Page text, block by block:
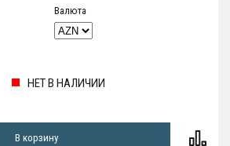
Валюта
НЕТ В НАЛИЧИИ
В корзину